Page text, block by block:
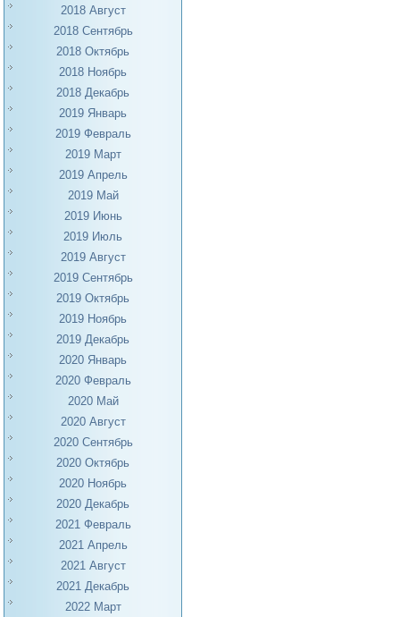
2018 Август
2018 Сентябрь
2018 Октябрь
2018 Ноябрь
2018 Декабрь
2019 Январь
2019 Февраль
2019 Март
2019 Апрель
2019 Май
2019 Июнь
2019 Июль
2019 Август
2019 Сентябрь
2019 Октябрь
2019 Ноябрь
2019 Декабрь
2020 Январь
2020 Февраль
2020 Май
2020 Август
2020 Сентябрь
2020 Октябрь
2020 Ноябрь
2020 Декабрь
2021 Февраль
2021 Апрель
2021 Август
2021 Декабрь
2022 Март